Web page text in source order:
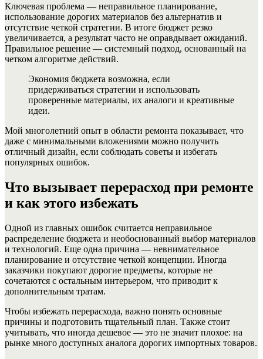
Ключевая проблема — неправильное планирование,
использование дорогих материалов без альтернатив и
отсутствие четкой стратегии. В итоге бюджет резко
увеличивается, а результат часто не оправдывает ожиданий.
Правильное решение — системный подход, основанный на
четком алгоритме действий.
Экономия бюджета возможна, если
придерживаться стратегии и использовать
проверенные материалы, их аналоги и креативные
идеи.
Мой многолетний опыт в области ремонта показывает, что
даже с минимальными вложениями можно получить
отличный дизайн, если соблюдать советы и избегать
популярных ошибок.
Что вызывает перерасход при ремонте
и как этого избежать
Одной из главных ошибок считается неправильное
распределение бюджета и необоснованный выбор материалов
и технологий. Еще одна причина — невнимательное
планирование и отсутствие четкой концепции. Иногда
заказчики покупают дорогие предметы, которые не
сочетаются с остальным интерьером, что приводит к
дополнительным тратам.
Чтобы избежать перерасхода, важно понять основные
причины и подготовить тщательный план. Также стоит
учитывать, что иногда дешевое — это не значит плохое: на
рынке много доступных аналога дорогих импортных товаров.